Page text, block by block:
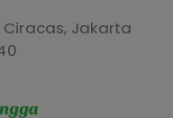
Ciracas, Jakarta